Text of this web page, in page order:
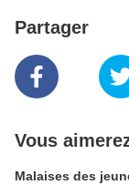
Partager
Vous
Malaises des